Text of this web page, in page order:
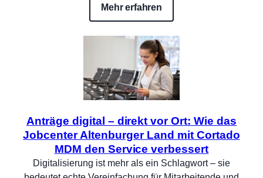
Mehr erfahren
Anträge digital – direkt vor Ort: Wie das
Jobcenter Altenburger Land mit Cortado
MDM den Service verbessert
Digitalisierung ist mehr als ein Schlagwort – sie